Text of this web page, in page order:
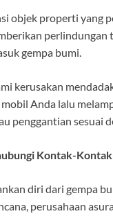
objek properti yang
perlindungan
gempa bumi.
kerusakan
Anda lalu
penggantian sesuai
Kontak-
diri dari gempa
perusahaan